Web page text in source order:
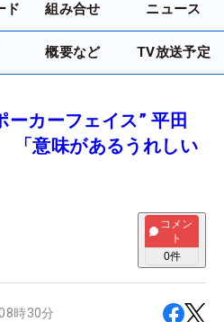
ド 組み合せ ニュース
概要など TV放送予定
ーカーフェイス” 平田
意味があるうれしい
コメン
ト
0件
時30分